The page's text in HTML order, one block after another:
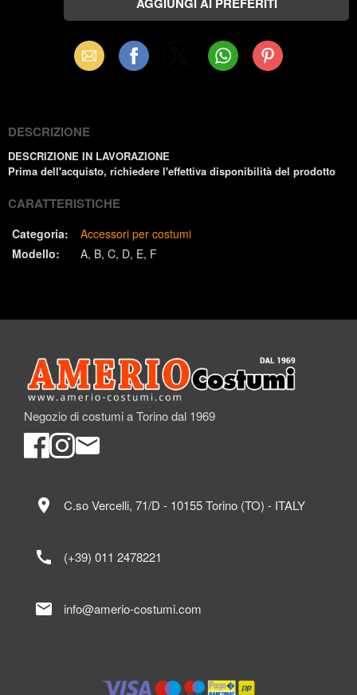
Email Facebook WhatsAppPinterest
DESCRIZIONE
DESCRIZIONE IN LAVORAZIONE
Prima dell'acquisto, richiedere l'effettiva disponibilità del prodotto
CARATTERISTICHE
Categoria:
Accessori per costumi
Modello:
A B C D E F
Negozio di costumi a Torino dal 1969
location_on C.so Vercelli, 71/D - 10155 Torino (TO) - ITALY
call (+39) 011 2478221
mail info@amerio-costumi.com